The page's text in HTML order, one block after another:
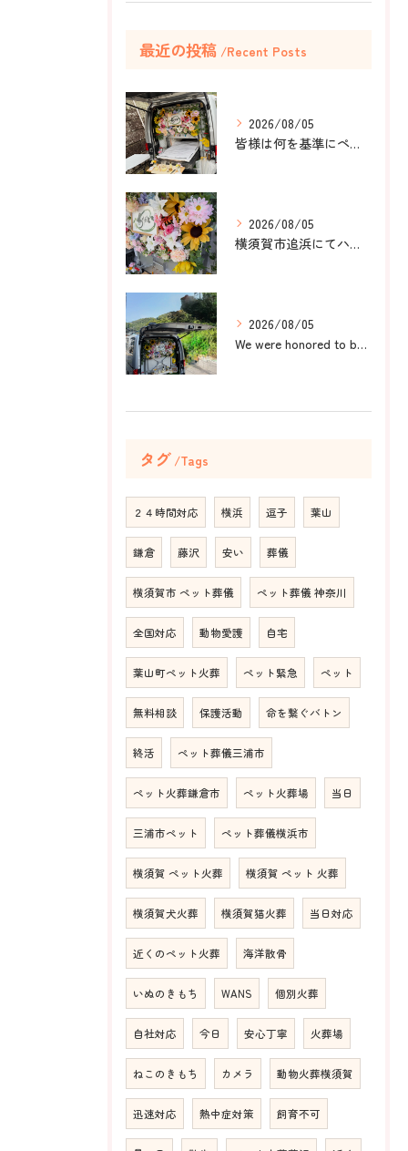
最近の投稿 Recent Posts
2026/08/05
皆様は何を基準にペット葬儀社を選びますか？
2026/08/05
横須賀市追浜にてハムスターのみかんちゃんのペット火葬のお手伝...
2026/08/05
We were honored to be by your ...
タグ Tags
２４時間対応 横浜 逗子 葉山
鎌倉 藤沢 安い 葬儀
横須賀市 ペット葬儀 ペット葬儀 神奈川
全国対応 動物愛護 自宅
葉山町ペット火葬 ペット緊急 ペット
無料相談 保護活動 命を繋ぐバトン
終活 ペット葬儀三浦市
ペット火葬鎌倉市 ペット火葬場 当日
三浦市ペット ペット葬儀横浜市
横須賀 ペット火葬 横須賀 ペット 火葬
横須賀犬火葬 横須賀猫火葬 当日対応
近くのペット火葬 海洋散骨
いぬのきもち WANS 個別火葬
自社対応 今日 安心丁寧 火葬場
ねこのきもち カメラ 動物火葬横須賀
迅速対応 熱中症対策 飼育不可